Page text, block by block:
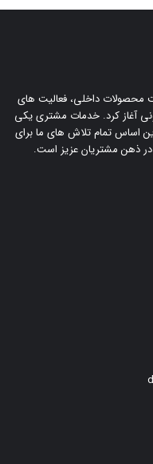
محصولات داخلی، فعالیت های
آغاز کرد. خدمات مشتری یکی
اساس تمام تلاش های ما برای
ذهن مشتریان عزیز است.